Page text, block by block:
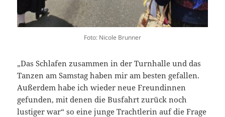
Foto: Nicole Brunner
„Das Schlafen zusammen in der Turnhalle und das
Tanzen am Samstag haben mir am besten gefallen.
Außerdem habe ich wieder neue Freundinnen
gefunden, mit denen die Busfahrt zurück noch
lustiger war“ so eine junge Trachtlerin auf die Frage